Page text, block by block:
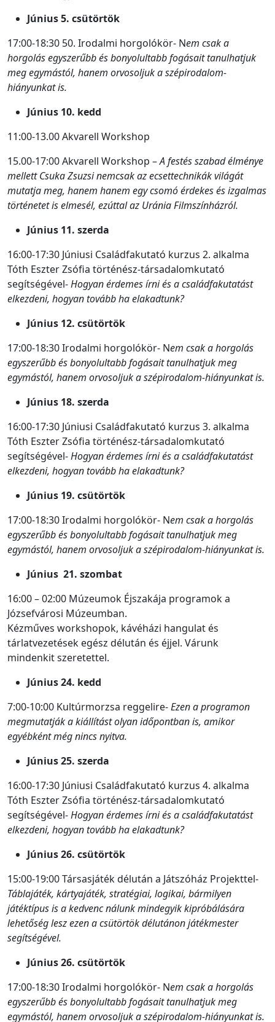
Június 5. csütörtök
17:00-18:30 50. Irodalmi horgolókör- Nem csak a
horgolás egyszerűbb és bonyolultabb fogásait tanulhatjuk
meg egymástól, hanem orvosoljuk a szépirodalom-
hiányunkat is.
Június 10. kedd
11:00-13.00 Akvarell Workshop
15.00-17:00 Akvarell Workshop –A festés szabad élménye
mellett Csuka Zsuzsi nemcsak az ecsettechnikák világát
mutatja meg, hanem hanem egy csomó érdekes és izgalmas
történetet is elmesél, ezúttal az Uránia Filmszínházról.
Június 11. szerda
16:00-17:30 Júniusi Családfakutató kurzus 2. alkalma
Tóth Eszter Zsófia történész-társadalomkutató
segítségével-Hogyan érdemes írni és a családfakutatást
elkezdeni, hogyan tovább ha elakadtunk?
Június 12. csütörtök
17:00-18:30 Irodalmi horgolókör- Nem csak a horgolás
egyszerűbb és bonyolultabb fogásait tanulhatjuk meg
egymástól, hanem orvosoljuk a szépirodalom-hiányunkat is.
Június 18. szerda
16:00-17:30 Júniusi Családfakutató kurzus 3. alkalma
Tóth Eszter Zsófia történész-társadalomkutató
segítségével-Hogyan érdemes írni és a családfakutatást
elkezdeni, hogyan tovább ha elakadtunk?
Június 19. csütörtök
17:00-18:30 Irodalmi horgolókör- Nem csak a horgolás
egyszerűbb és bonyolultabb fogásait tanulhatjuk meg
egymástól, hanem orvosoljuk a szépirodalom-hiányunkat is.
Június 21. szombat
16:00 – 02:00 Múzeumok Éjszakája programok a
Józsefvárosi Múzeumban.
Kézműves workshopok, kávéházi hangulat és
tárlatvezetések egész délután és éjjel. Várunk
mindenkit szeretettel.
Június 24. kedd
7:00-10:00 Kultúrmorzsa reggelire-Ezen a programon
megmutatják a kiállítást olyan időpontban is, amikor
egyébként még nincs nyitva.
Június 25. szerda
16:00-17:30 Júniusi Családfakutató kurzus 4. alkalma
Tóth Eszter Zsófia történész-társadalomkutató
segítségével-Hogyan érdemes írni és a családfakutatást
elkezdeni, hogyan tovább ha elakadtunk?
Június 26. csütörtök
15:00-19:00 Társasjáték délután a Játszóház Projekttel-
Táblajáték, kártyajáték, stratégiai, logikai, bármilyen
játéktípus is a kedvenc nálunk mindegyik kipróbálására
lehetőség lesz ezen a csütörtök délutánon játékmester
segítségével.
Június 26. csütörtök
17:00-18:30 Irodalmi horgolókör- Nem csak a horgolás
egyszerűbb és bonyolultabb fogásait tanulhatjuk meg
egymástól, hanem orvosoljuk a szépirodalom-hiányunkat is.